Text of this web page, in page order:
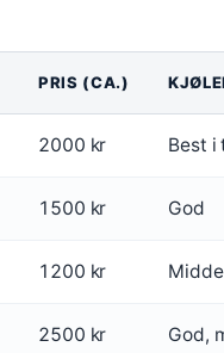
PRIS (CA.)
2000 kr Best i
1500 kr God
1200 kr
2500 kr God,